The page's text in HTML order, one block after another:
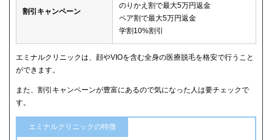
割引キャンペーン
のりかえ割で最大5万円返金
ペア割で最大5万円返金
学割10%割引
エミナルクリニックは、顔やVIOを含む全身の医療脱毛を格安で行うこと
ができます。
また、割引キャンペーンが豊富にあるので気になった人は要チェックで
す。
エミナルクリニックの特徴